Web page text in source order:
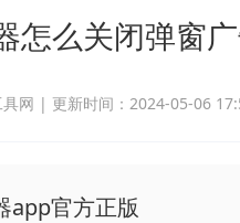
怎么关闭弹窗
网 | 更新时间：2024-05-06
app官方正版